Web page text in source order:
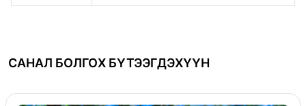
САНАЛ БОЛГОХ БҮТЭЭГДЭХҮҮН